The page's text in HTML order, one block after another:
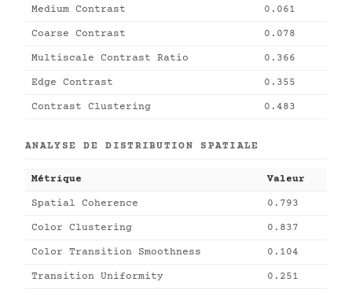
Medium Contrast 0.061
Coarse Contrast 0.078
Multiscale Contrast Ratio 0.366
Edge Contrast 0.355
Contrast Clustering 0.483
ANALYSE DE DISTRIBUTION SPATIALE
Métrique Valeur
Spatial Coherence 0.793
Color Clustering 0.837
Color Transition Smoothness 0.104
Transition Uniformity 0.251